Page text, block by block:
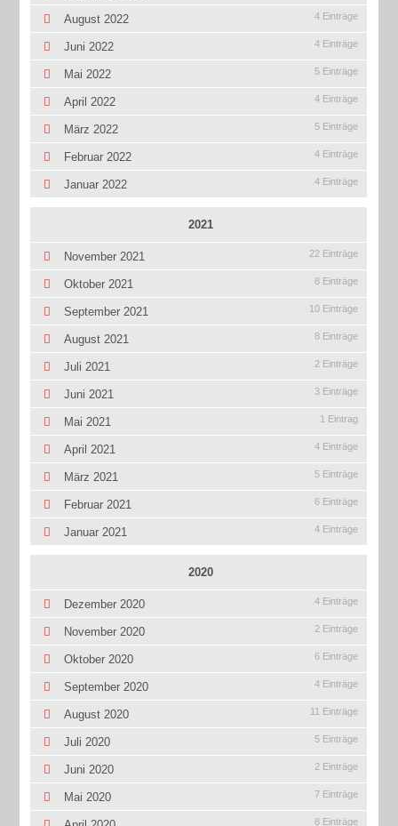
August 2022 4 Einträge
Juni 2022 4 Einträge
Mai 2022 5 Einträge
April 2022 4 Einträge
März 2022 5 Einträge
Februar 2022 4 Einträge
Januar 2022 4 Einträge
2021
November 2021 22 Einträge
Oktober 2021 8 Einträge
September 2021 10 Einträge
August 2021 8 Einträge
Juli 2021 2 Einträge
Juni 2021 3 Einträge
Mai 2021 1 Eintrag
April 2021 4 Einträge
März 2021 5 Einträge
Februar 2021 6 Einträge
Januar 2021 4 Einträge
2020
Dezember 2020 4 Einträge
November 2020 2 Einträge
Oktober 2020 6 Einträge
September 2020 4 Einträge
August 2020 11 Einträge
Juli 2020 5 Einträge
Juni 2020 2 Einträge
Mai 2020 7 Einträge
8 Einträge